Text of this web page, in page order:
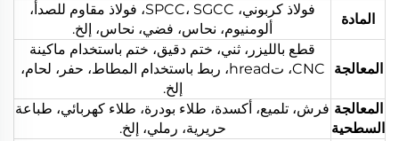
المادة
فولاذ كربوني، SPCC، SGCC، فولاذ مقاوم للصدأ،
ألومنيوم، نحاس، فضي، نحاس، إلخ.
المعالجة
قطع بالليزر، ثني، ختم دقيق، ختم باستخدام ماكينة
CNC، تhread، ربط باستخدام المطاط، حفر، لحام،
إلخ.
المعالجة
السطحية
فرش، تلميع، أكسدة، طلاء بودرة، طلاء كهربائي، طباعة
حريرية، رملي، إلخ.